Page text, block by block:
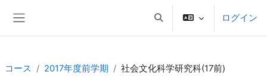
検索入力に切り替えるログイン
コース 2017年度前学期 社会文化科学研究科(17前)